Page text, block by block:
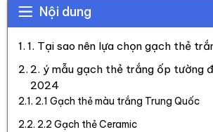
Nội dung
1. Tại sao nên lựa chọn gạch thẻ
2. ý mẫu gạch thẻ trắng ốp tường
2024
2.1 Gạch thẻ màu trắng Trung Quốc
2.2 Gạch thẻ Ceramic